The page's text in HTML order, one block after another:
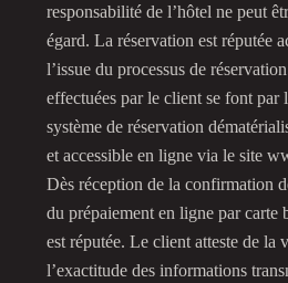
responsabilité de l’hôtel ne peut
égard. La réservation est réputée
l’issue du processus de
effectuées par le client se font par
système de réservation
et accessible en ligne via le site
Dès réception de la confirmation
du prépaiement en ligne par carte
est réputée. Le client atteste de la
l’exactitude des informations